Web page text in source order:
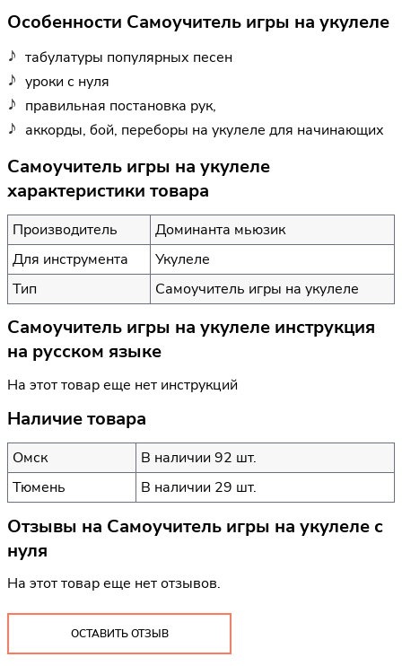
Особенности Самоучитель игры на укулеле
табулатуры популярных песен
уроки с нуля
правильная постановка рук,
аккорды, бой, переборы на укулеле для начинающих
Самоучитель игры на укулеле
характеристики товара
Производитель
Доминанта мьюзик
Для инструмента
Укулеле
Тип
Самоучитель игры на укулеле
Самоучитель игры на укулеле инструкция
на русском языке
На этот товар еще нет инструкций
Наличие товара
Омск
В наличии 92 шт.
Тюмень
В наличии 29 шт.
Отзывы на Самоучитель игры на укулеле с
нуля
На этот товар еще нет отзывов.
ОСТАВИТЬ ОТЗЫВ